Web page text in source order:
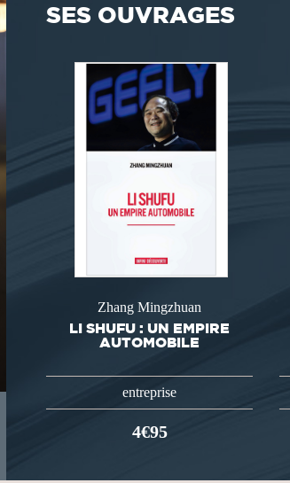
SES OUVRAGES
Zhang Mingzhuan
LI SHUFU : UN EMPIRE
AUTOMOBILE
entreprise
4€95